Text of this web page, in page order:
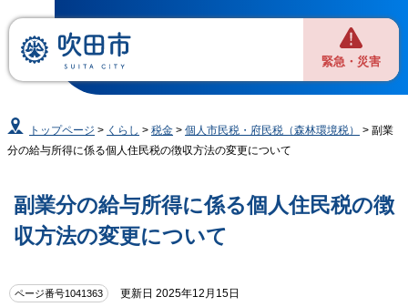
緊急・災害
トップページ > くらし >税金 >個人市民税・府民税（森林環境税）
> 副業
分の給与所得に係る個人住民税の徴収方法の変更について
副業分の給与所得に係る個人住民税の徴
収方法の変更について
ページ番号1041363 更新日 2025年12月15日